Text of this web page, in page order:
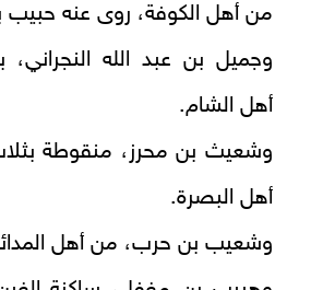
من أهل الكوفة، روى عنه حبيب
أهل الشام.
وشعيث بن محرز، منقوطة
أهل البصرة.
وشعيب بن حرب، من أهل